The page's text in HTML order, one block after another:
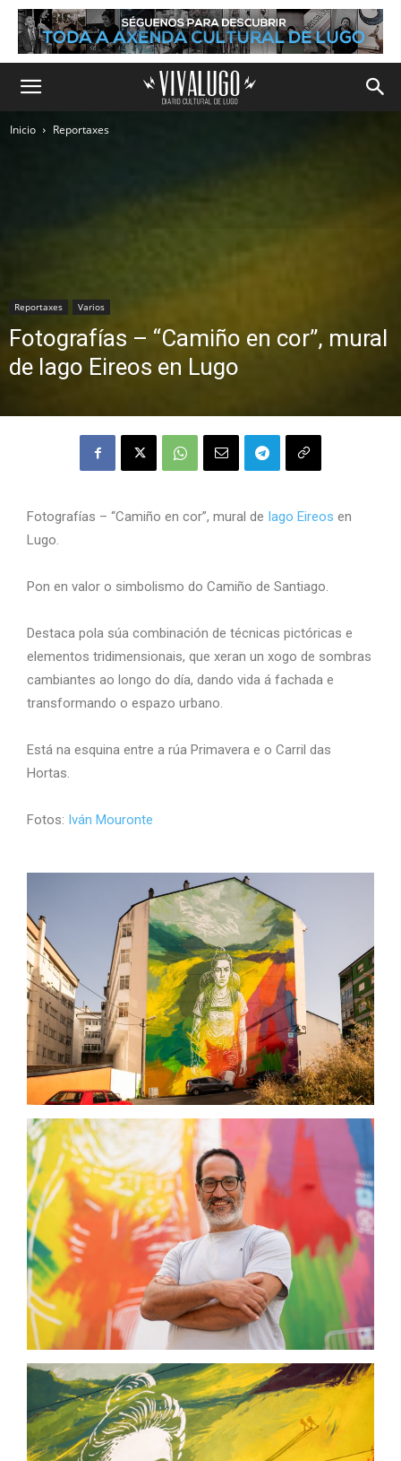
Inicio Reportaxes
Reportaxes Varios
Fotografías – “Camiño en cor”, mural
de Iago Eireos en Lugo
Fotografías – “Camiño en cor”, mural de Iago Eireos en
Lugo.
Pon en valor o simbolismo do Camiño de Santiago.
Destaca pola súa combinación de técnicas pictóricas e
elementos tridimensionais, que xeran un xogo de sombras
cambiantes ao longo do día, dando vida á fachada e
transformando o espazo urbano.
Está na esquina entre a rúa Primavera e o Carril das
Hortas.
Fotos: Iván Mouronte